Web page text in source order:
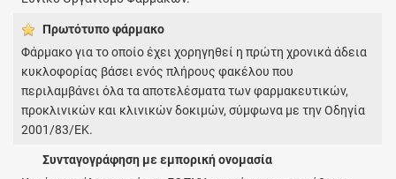
Πρωτότυπο φάρμακo
Φάρμακο για το οποίο έχει χορηγηθεί η πρώτη χρονικά άδεια
κυκλοφορίας βάσει ενός πλήρους φακέλου που
περιλαμβάνει όλα τα αποτελέσματα των φαρμακευτικών,
προκλινικών και κλινικών δοκιμών, σύμφωνα με την Οδηγία
2001/83/ΕΚ.
Συνταγογράφηση με εμπορική ονομασία